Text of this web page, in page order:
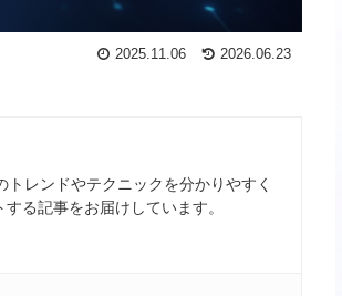
2025.11.06 2026.06.23
レンドやテクニックを分かりやすく
る記事をお届けしています。